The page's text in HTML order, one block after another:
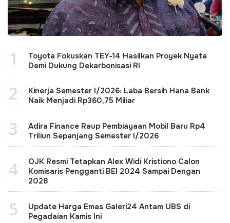
1
Toyota Fokuskan TEY-14 Hasilkan Proyek Nyata
Demi Dukung Dekarbonisasi RI
2
Kinerja Semester I/2026: Laba Bersih Hana Bank
Naik Menjadi Rp360,75 Miliar
3
Adira Finance Raup Pembiayaan Mobil Baru Rp4
Triliun Sepanjang Semester I/2026
4
OJK Resmi Tetapkan Alex Widi Kristiono Calon
Komisaris Pengganti BEI 2024 Sampai Dengan
2028
5
Update Harga Emas Galeri24 Antam UBS di
Pegadaian Kamis Ini